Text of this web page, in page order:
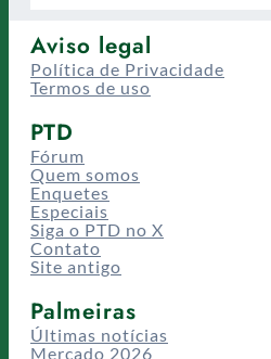
Aviso legal
Política de Privacidade
Termos de uso
PTD
Fórum
Quem somos
Enquetes
Especiais
Siga o PTD no X
Contato
Site antigo
Palmeiras
Últimas notícias
Mercado 2026